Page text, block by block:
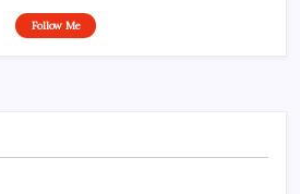
Follow Me